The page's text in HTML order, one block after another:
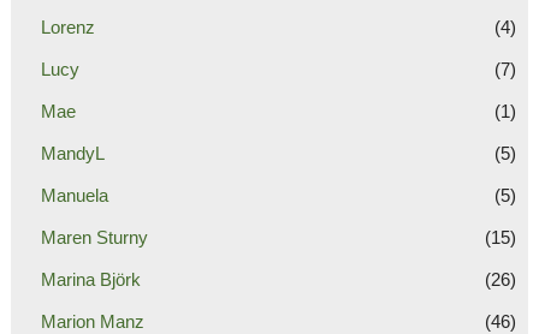
Lorenz (4)
Lucy (7)
Mae (1)
MandyL (5)
Manuela (5)
Maren Sturny (15)
Marina Björk (26)
Marion Manz (46)